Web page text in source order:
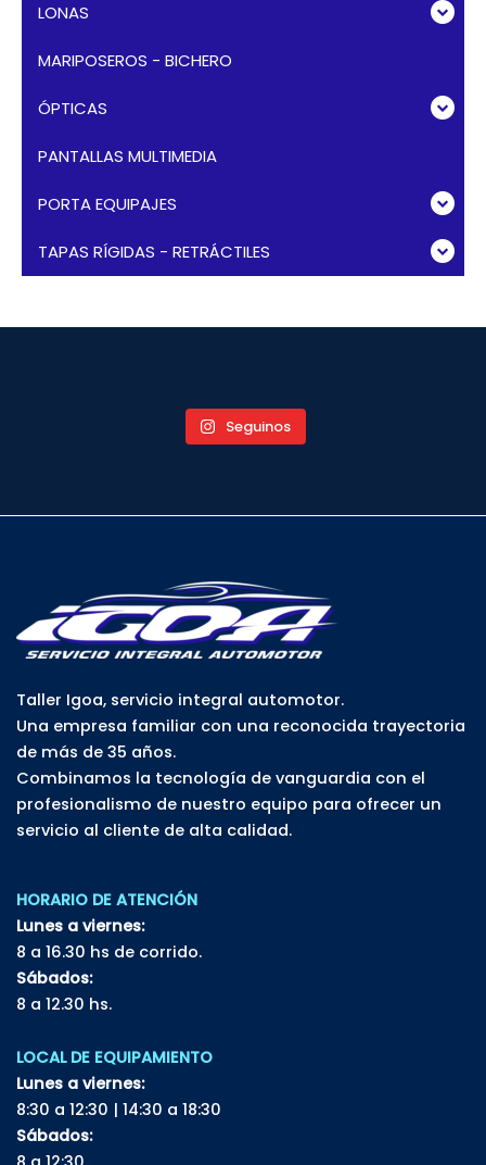
LONAS
MARIPOSEROS - BICHERO
ÓPTICAS
PANTALLAS MULTIMEDIA
PORTA EQUIPAJES
TAPAS RÍGIDAS - RETRÁCTILES
Seguinos
Taller Igoa, servicio integral automotor.
Una empresa familiar con una reconocida trayectoria
de más de 35 años.
Combinamos la tecnología de vanguardia con el
profesionalismo de nuestro equipo para ofrecer un
servicio al cliente de alta calidad.
HORARIO DE ATENCIÓN
Lunes a viernes:
8 a 16.30 hs de corrido.
Sábados:
8 a 12.30 hs.
LOCAL DE EQUIPAMIENTO
Lunes a viernes:
8:30 a 12:30 | 14:30 a 18:30
Sábados: